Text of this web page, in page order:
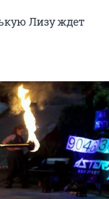
Лизу ждет